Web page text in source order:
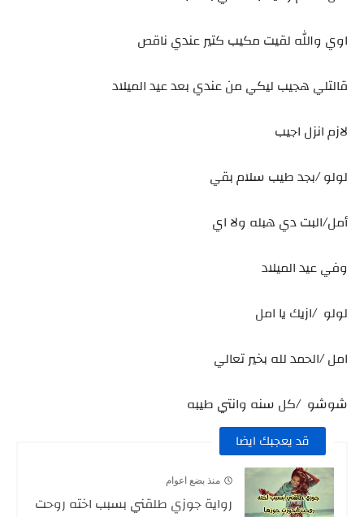
اوي والله لقيت مكيب كتير عندي ناقص
قالتلي هجيب ليكي من عندي بعد عيد الميلاد
لازم انزل اجيب
لولو /بجد طيب سلام بقي
أمل/البت دي هبله ولا اي
وفي عيد الميلاد
لولو /ازيك يا امل
امل /الحمد لله بخير تعالي
شوشو /كل سنه وانتي طيبه
قد يعجبك ايضا
منذ بضع اعوام
رواية جوزي طلقني بسبب اخته روحت